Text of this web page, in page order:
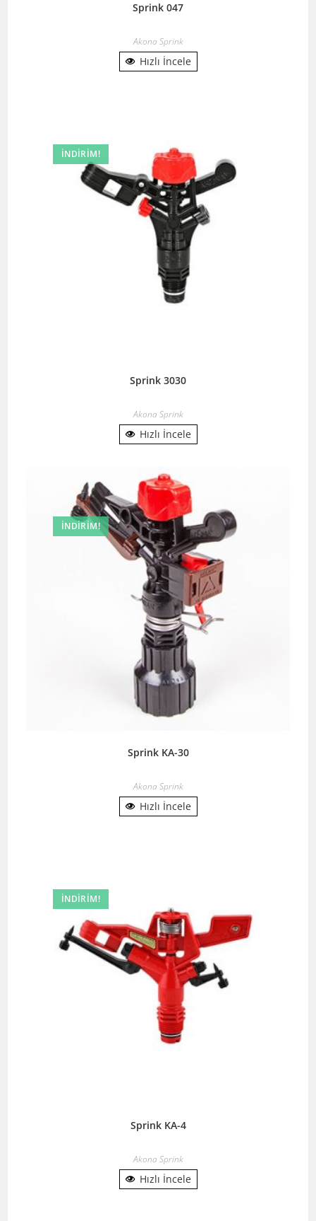
Sprink 047
Akona Sprink
Hızlı İncele
İNDIRIM!
Sprink 3030
Akona Sprink
Hızlı İncele
İNDIRIM!
Sprink KA-30
Akona Sprink
Hızlı İncele
İNDIRIM!
Sprink KA-4
Akona Sprink
Hızlı İncele